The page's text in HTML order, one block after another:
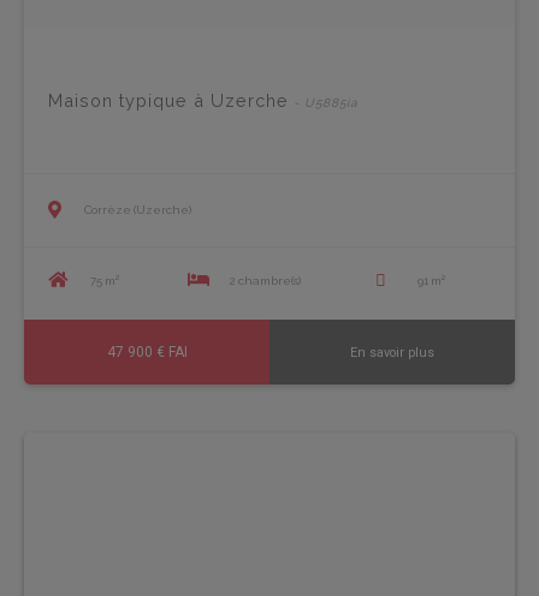
Maison typique à Uzerche - U5885ia
Corrèze (Uzerche)
75 m² 2 chambre(s) 91 m²
47 900 € FAI En savoir plus